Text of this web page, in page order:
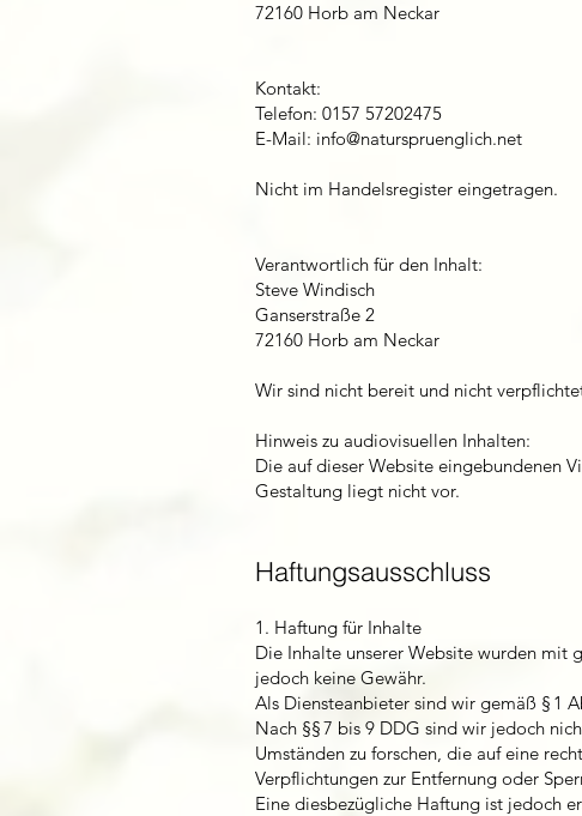
72160 Horb am Neckar
Kontakt:
Telefon: 0157 57202475
E-Mail: info@naturspruenglich.net
Nicht im Handelsregister eingetragen.
Verantwortlich für den Inhalt:
Steve Windisch
Ganserstraße 2
72160 Horb am Neckar
Wir sind nicht bereit und nicht
Hinweis zu audiovisuellen Inhalten:
Die auf dieser Website eingebundenen
Gestaltung liegt nicht vor.
Haftungsausschluss
1. Haftung für Inhalte
Die Inhalte unserer Website wurden
jedoch keine Gewähr.
Als Diensteanbieter sind wir gemäß § 1
Nach §§ 7 bis 9 DDG sind wir jedoch
Umständen zu forschen, die auf eine
Verpflichtungen zur Entfernung oder
Eine diesbezügliche Haftung ist jedoch